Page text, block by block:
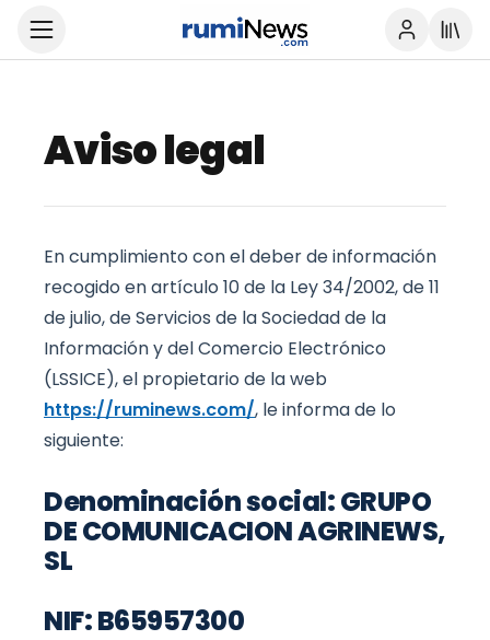
Aviso legal
En cumplimiento con el deber de información
recogido en artículo 10 de la Ley 34/2002, de 11
de julio, de Servicios de la Sociedad de la
Información y del Comercio Electrónico
(LSSICE), el propietario de la web
https://ruminews.com/, le informa de lo
siguiente:
Denominación social: GRUPO
DE COMUNICACION AGRINEWS,
SL
NIF: B65957300